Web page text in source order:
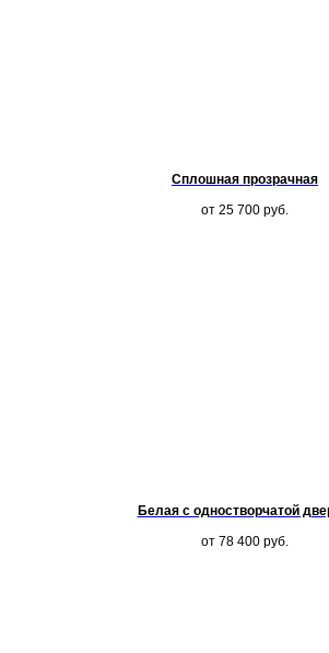
Сплошная прозрачная
от 25 700 руб.
Белая с одностворчатой
от 78 400 руб.